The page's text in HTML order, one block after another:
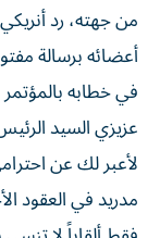
من جهته، رد
أعضائه برسالة
في خطابه
عزيزي السيد
لأعبر لك عن
مدريد في العقود